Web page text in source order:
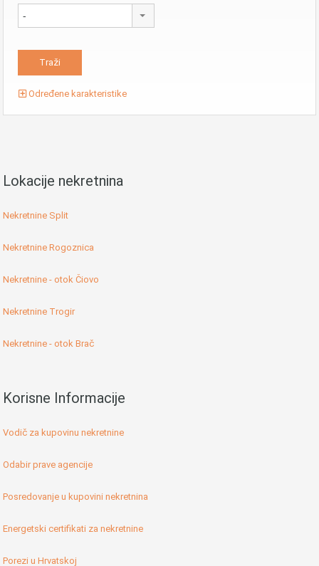
-
Određene karakteristike
Lokacije nekretnina
Nekretnine Split
Nekretnine Rogoznica
Nekretnine - otok Čiovo
Nekretnine Trogir
Nekretnine - otok Brač
Korisne Informacije
Vodič za kupovinu nekretnine
Odabir prave agencije
Posredovanje u kupovini nekretnina
Energetski certifikati za nekretnine
Porezi u Hrvatskoj